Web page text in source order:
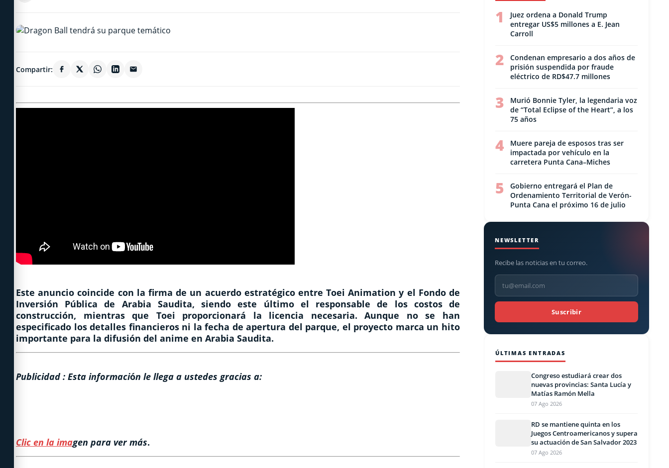
Compartir:
Este anuncio coincide con la firma de un acuerdo estratégico entre Toei Animation y el Fondo de
Inversión Pública de Arabia Saudita, siendo este último el responsable de los costos de
construcción, mientras que Toei proporcionará la licencia necesaria. Aunque no se han
especificado los detalles financieros ni la fecha de apertura del parque, el proyecto marca un hito
importante para la difusión del anime en Arabia Saudita.
Publicidad : Esta información le llega a ustedes gracias a:
Clic en la imagen para ver más.
1
Juez ordena a Donald Trump
entregar US$5 millones a E. Jean
Carroll
2
Condenan empresario a dos años de
prisión suspendida por fraude
eléctrico de RD$47.7 millones
3
Murió Bonnie Tyler, la legendaria voz
de “Total Eclipse of the Heart”, a los
75 años
4
Muere pareja de esposos tras ser
impactada por vehículo en la
carretera Punta Cana–Miches
5
Gobierno entregará el Plan de
Ordenamiento Territorial de Verón-
Punta Cana el próximo 16 de julio
NEWSLETTER
Recibe las noticias en tu correo.
Suscribir
ÚLTIMAS ENTRADAS
Congreso estudiará crear dos
nuevas provincias: Santa Lucía y
Matías Ramón Mella
07 Ago 2026
RD se mantiene quinta en los
Juegos Centroamericanos y supera
su actuación de San Salvador 2023
07 Ago 2026